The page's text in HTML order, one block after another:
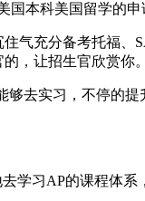
本科美国留学的申
气充分备考托福、
，让招生官欣赏你。
去实习，不停的提
学习AP的课程体系